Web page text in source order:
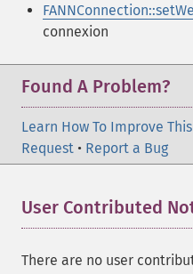
connexion
Found A Problem?
Learn How To Improve
Request • Report a Bug
User Contributed
There are no user